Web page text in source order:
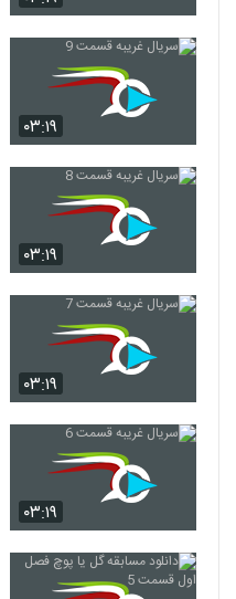
۰۳:۱۹
۰۳:۱۹
۰۳:۱۹
۰۳:۱۹